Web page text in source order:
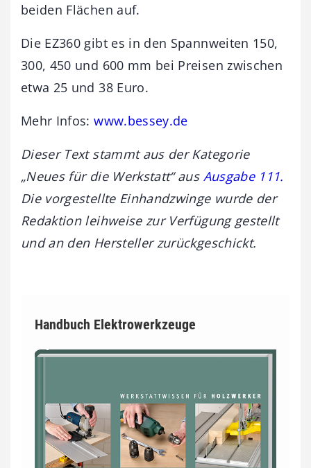
beiden Flächen auf.
Die EZ360 gibt es in den Spannweiten 150,
300, 450 und 600 mm bei Preisen zwischen
etwa 25 und 38 Euro.
Mehr Infos:www.bessey.de
Dieser Text stammt aus der Kategorie
„Neues für die Werkstatt“ aus Ausgabe 111.
Die vorgestellte Einhandzwinge wurde der
Redaktion leihweise zur Verfügung gestellt
und an den Hersteller zurückgeschickt.
Handbuch Elektrowerkzeuge